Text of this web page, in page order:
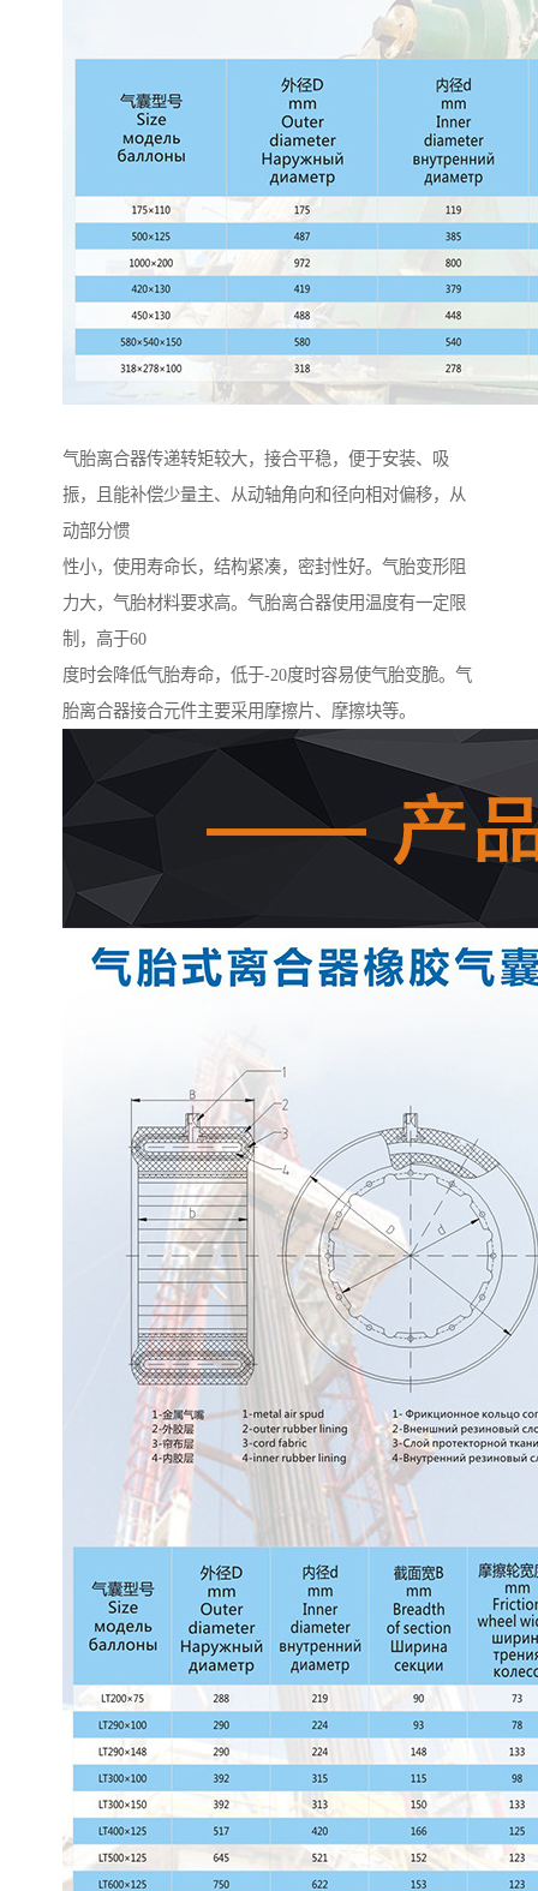
气胎离合器传递转矩较大，接合平稳，便于安装、吸
振，且能补偿少量主、从动轴角向和径向相对偏移，从
动部分惯
性小，使用寿命长，结构紧凑，密封性好。气胎变形阻
力大，气胎材料要求高。气胎离合器使用温度有一定限
制，高于60
度时会降低气胎寿命，低于-20度时容易使气胎变脆。气
胎离合器接合元件主要采用摩擦片、摩擦块等。